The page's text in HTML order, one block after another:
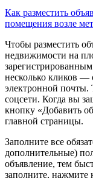
Как разместить
помещения возле
Чтобы разместить
недвижимости на
несколько кликов
электронной почты.
соцсети. Когда вы
кнопку «Добавить
главной страницы.
Заполните все
дополнительные)
объявление, тем
заполните, нажмите